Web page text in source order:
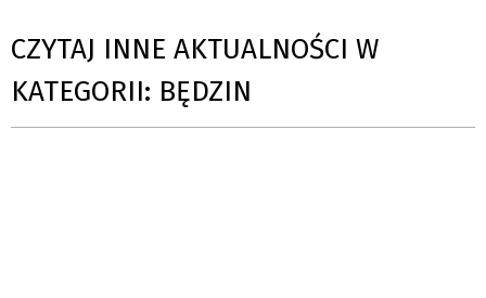
CZYTAJ INNE AKTUALNOŚCI W
KATEGORII: BĘDZIN